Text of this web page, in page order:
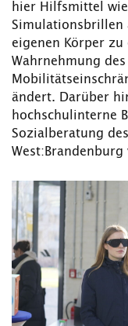
hier Hilfsmittel
Simulationsbrillen
eigenen Körper
Wahrnehmung
ändert. Darüber
hochschulinterne
Sozialberatung
West:Brandenburg